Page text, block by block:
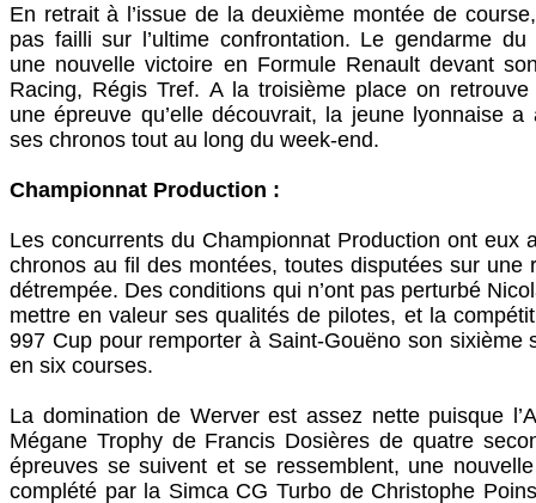
En retrait à l’issue de la deuxième montée de
pas failli sur l’ultime confrontation. Le gendarme du
une nouvelle victoire en Formule Renault devant
Racing, Régis Tref. A la troisième place on
une épreuve qu’elle découvrait, la jeune lyonnaise a
ses chronos tout au long du week-end.
Championnat Production :
Les concurrents du Championnat Production ont eux
chronos au fil des montées, toutes disputées sur une
détrempée. Des conditions qui n’ont pas perturbé
mettre en valeur ses qualités de pilotes, et la
997 Cup pour remporter à Saint-Gouëno son sixième
en six courses.
La domination de Werver est assez nette puisque
Mégane Trophy de Francis Dosières de quatre
épreuves se suivent et se ressemblent, une
complété par la Simca CG Turbo de Christophe